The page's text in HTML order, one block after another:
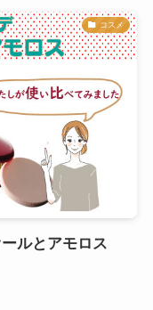
コスメ
ールとアモロス